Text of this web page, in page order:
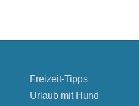
Freizeit-Tipps
Urlaub mit Hund